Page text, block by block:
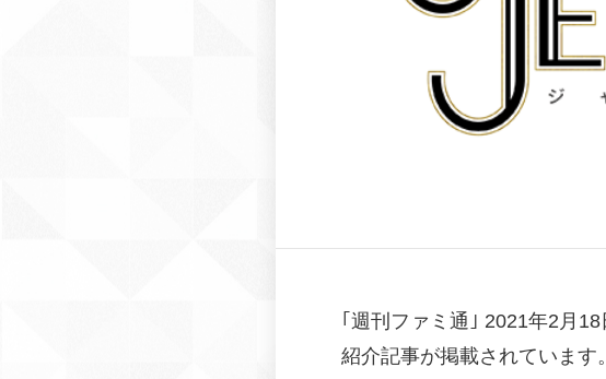
｢週刊ファミ通｣ 2021年2月
紹介記事が掲載されています。